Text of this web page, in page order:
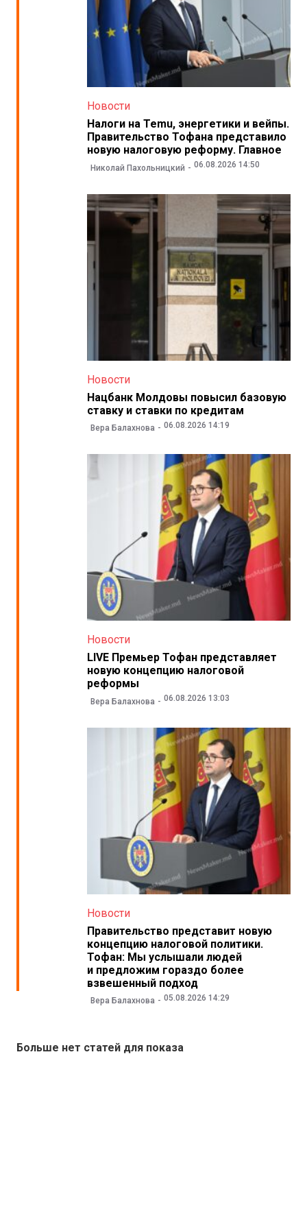
Новости
Налоги на Temu, энергетики и вейпы.
Правительство Тофана представило
новую налоговую реформу. Главное
Николай Пахольницкий 06.08.2026 14:50
Новости
Нацбанк Молдовы повысил базовую
ставку и ставки по кредитам
Вера Балахнова 06.08.2026 14:19
Новости
LIVE Премьер Тофан представляет
новую концепцию налоговой
реформы
Вера Балахнова 06.08.2026 13:03
Новости
Правительство представит новую
концепцию налоговой политики.
Тофан: Мы услышали людей
и предложим гораздо более
взвешенный подход
Вера Балахнова 05.08.2026 14:29
Больше нет статей для показа